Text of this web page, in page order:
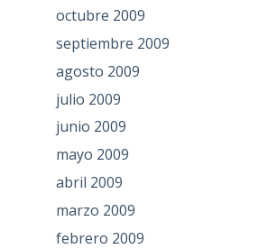
octubre 2009
septiembre 2009
agosto 2009
julio 2009
junio 2009
mayo 2009
abril 2009
marzo 2009
febrero 2009